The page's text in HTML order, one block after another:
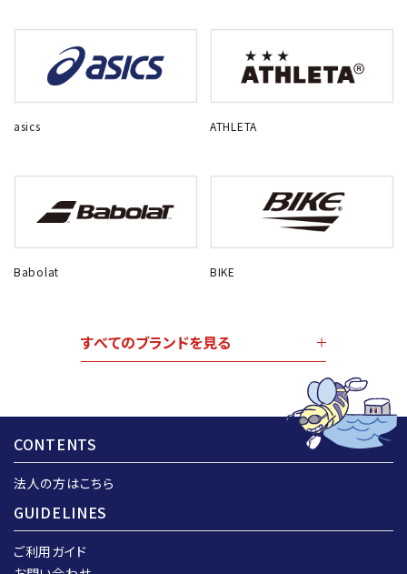
asics ATHLETA
Babolat BIKE
すべてのブランドを見る
CONTENTS
法人の方はこちら
GUIDELINES
ご利用ガイド